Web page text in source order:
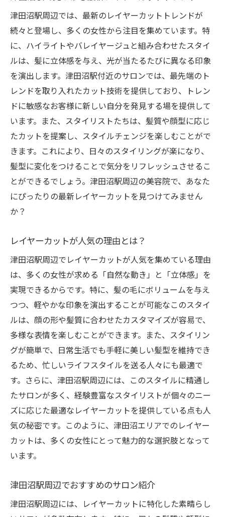
多様な髪質にも対応するレイヤーカットテ
クニック
人気のベーススタイルとそのアレンジ
レイヤーカットで表現する季節感
津田沼駅で見つけるトレンドスタイルの変
遷
顔型に合わせた津田沼駅のレイヤーカットで新
しい自分に出会う
顔型別に選ぶ最適なレイヤーカット
プロが教える顔型別スタイリングのコツ
自分に似合う髪型を見つけるポイント
津田沼駅周辺でのカウンセリング体験談
顔型に合わせたトレンドスタイルの提案
津田沼駅周辺で自分だけのレイヤーカットスタ
イルを探そう
自分にぴったりのスタイルをデザイン
カット後のスタイリングを楽しむヒント
津田沼駅でのスタイルチェンジ成功事例
レイヤーカットで日常を彩る方法
自分だけのオリジナルスタイルを見つける
旅
津田沼駅で叶えるヘアスタイルのアイデン
ティティ
津田沼駅周辺では、最新のレイヤーカットトレンドが
続々と登場し、多くの女性から注目を集めています。特
に、ハイライトやバレイヤージュと組み合わせたスタイ
ルは、髪に立体感を与え、光が当たるたびに異なる印象
を演出します。津田沼駅付近のサロンでは、最先端のト
レンドを取り入れたカット技術を提供しており、トレン
ドに敏感なお客様に新しい自分を発見する場を提供して
います。また、スタイリストたちは、髪質や顔型に応じ
たカットを提案し、スタイルチェンジを楽しむことがで
きます。これにより、日々のスタイリングが楽になり、
髪型に変化をつけることで気分をリフレッシュさせるこ
とができるでしょう。津田沼駅周辺の美容院で、あなた
にぴったりの最新レイヤーカットを見つけてみません
か？
レイヤーカットが人気の理由とは？
津田沼駅周辺でレイヤーカットが人気を集めている理由
は、多くの女性が求める「自然な動き」と「立体感」を
実現できるからです。特に、髪の毛にボリュームを与え
つつ、軽やかな印象を演出することが可能なこのスタイ
ルは、顔の形や髪質に合わせたカスタマイズが容易で、
多様な表情を楽しむことができます。また、スタイリン
グが簡単で、日常生活でも手軽に美しい髪型を維持でき
るため、忙しいライフスタイルを送る人々にも最適で
す。さらに、津田沼駅周辺には、このスタイルに精通し
たサロンが多く、経験豊富なスタイリストが個々のニー
ズに応じた最適なレイヤーカットを提供している点も人
気の秘密です。このように、津田沼エリアでのレイヤー
カットは、多くの女性にとって魅力的な選択肢となって
います。
津田沼駅周辺でおすすめのサロン紹介
津田沼駅周辺には、レイヤーカットに特化した素晴らし